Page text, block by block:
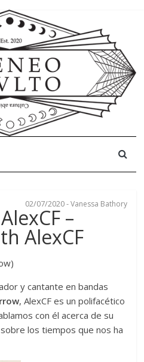
02/07/2020-Vanessa Bathory
–
AlexCF
y cantante en bandas
, AlexCF es un polifacético
con él acerca de su
los tiempos que nos ha